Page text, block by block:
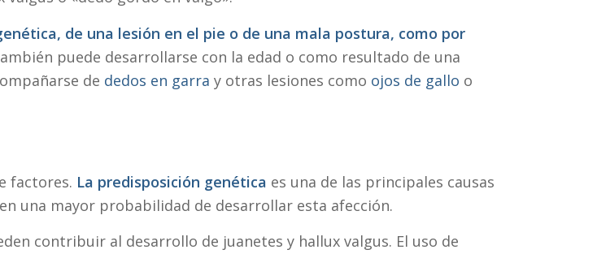
de una lesión en el pie o de una mala postura, como por
puede desarrollarse con la edad o como resultado de una
de dedos en garra y otras lesiones como ojos de gallo o
factores. La predisposición genética es una de las principales causas
una mayor probabilidad de desarrollar esta afección.
contribuir al desarrollo de juanetes y hallux valgus. El uso de